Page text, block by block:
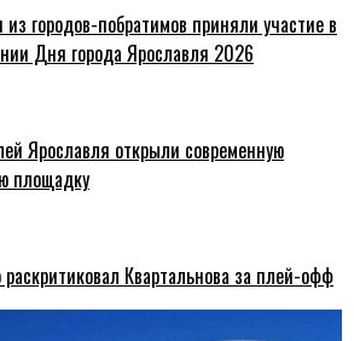
городов-побратимов приняли участие в
Дня города Ярославля 2026
Ярославля открыли современную
площадку
Квартальнова за плей-офф